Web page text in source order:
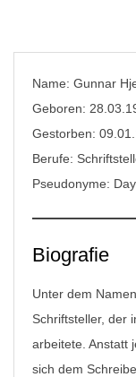
Name: Gunnar
Geboren:
Gestorben:
Berufe:
Pseudonyme:
Biografie
Unter dem
Schriftsteller, der
arbeitete. Anstatt
sich dem